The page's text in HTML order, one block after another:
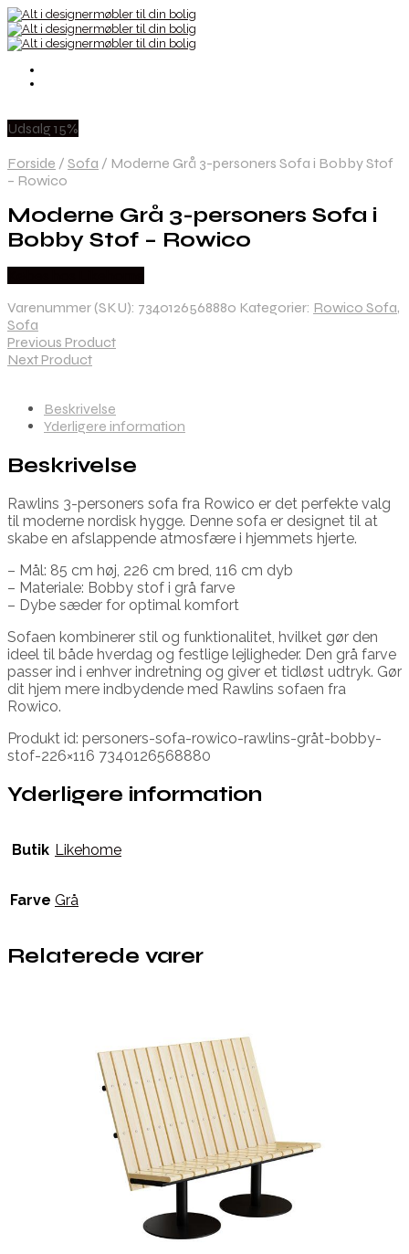
Udsalg 15%
Forside / Sofa / Moderne Grå 3-personers Sofa i Bobby Stof
– Rowico
Moderne Grå 3-personers Sofa i
Bobby Stof – Rowico
Varenummer (SKU): 7340126568880 Kategorier: Rowico Sofa,
Sofa
Previous Product
Next Product
Beskrivelse
Yderligere information
Beskrivelse
Rawlins 3-personers sofa fra Rowico er det perfekte valg
til moderne nordisk hygge. Denne sofa er designet til at
skabe en afslappende atmosfære i hjemmets hjerte.
– Mål: 85 cm høj, 226 cm bred, 116 cm dyb
– Materiale: Bobby stof i grå farve
– Dybe sæder for optimal komfort
Sofaen kombinerer stil og funktionalitet, hvilket gør den
ideel til både hverdag og festlige lejligheder. Den grå farve
passer ind i enhver indretning og giver et tidløst udtryk. Gør
dit hjem mere indbydende med Rawlins sofaen fra
Rowico.
Produkt id: personers-sofa-rowico-rawlins-gråt-bobby-
stof-226×116 7340126568880
Yderligere information
Butik Likehome
Farve Grå
Relaterede varer